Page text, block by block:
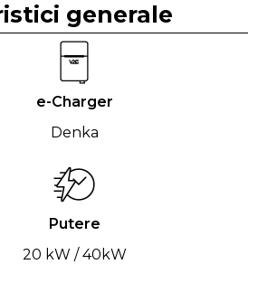
generale
e-Charger
Denka
Putere
20 kW / 40kW